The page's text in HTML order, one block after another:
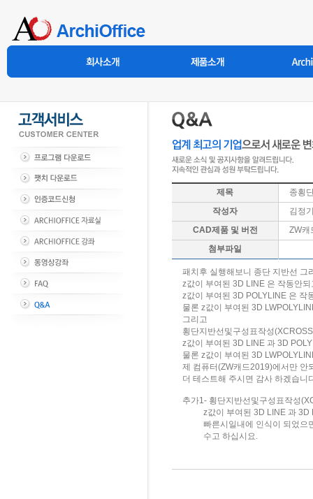
제목
종횡
작성자
김정
CAD제품 및 버전
ZW캐
첨부파일
패치후 실행해보니 종단 지반선 그
z값이 부여된 3D LINE 은 작동안되
z값이 부여된 3D POLYLINE 은 작
물론 z값이 부여된 3D
그리고
횡단지반선및구성표작성
z값이 부여된 3D LINE 과 3D
물론 z값이 부여된 3D
제 컴퓨터(ZW캐드2019)에서만 안
더 테스트해 주시면 감사 하겠습니
추가1- 횡단지반선및구성표작성
z값이 부여된 3D LINE 과 3D
빠른시일내에 인식이 되었으
수고 하십시요.